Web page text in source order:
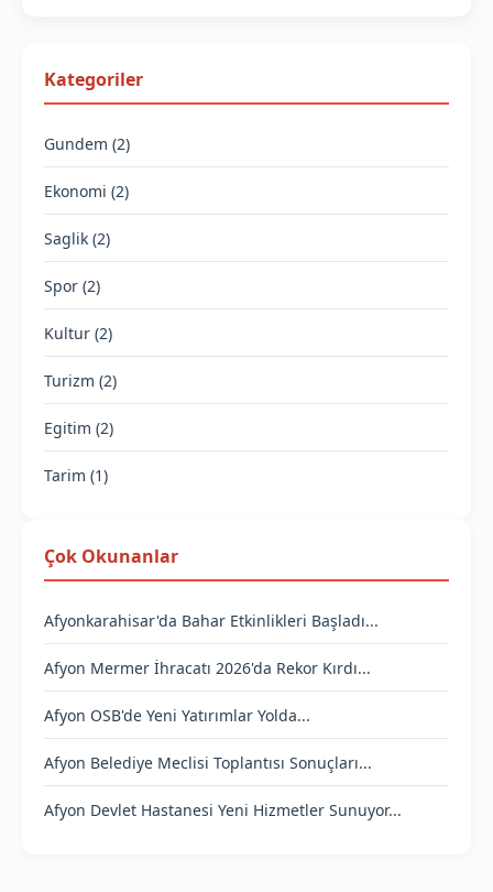
Kategoriler
Gundem (2)
Ekonomi (2)
Saglik (2)
Spor (2)
Kultur (2)
Turizm (2)
Egitim (2)
Tarim (1)
Çok Okunanlar
Afyonkarahisar'da Bahar Etkinlikleri Başladı...
Afyon Mermer İhracatı 2026'da Rekor Kırdı...
Afyon OSB'de Yeni Yatırımlar Yolda...
Afyon Belediye Meclisi Toplantısı Sonuçları...
Afyon Devlet Hastanesi Yeni Hizmetler Sunuyor...